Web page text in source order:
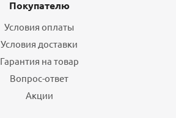
Покупателю
Условия оплаты
Условия доставки
Гарантия на товар
Вопрос-ответ
Акции